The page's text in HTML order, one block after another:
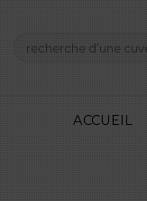
ACCUEIL